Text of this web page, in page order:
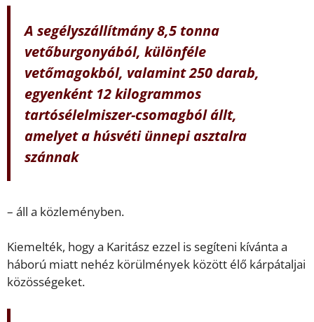
A segélyszállítmány 8,5 tonna
vetőburgonyából, különféle
vetőmagokból, valamint 250 darab,
egyenként 12 kilogrammos
tartósélelmiszer-csomagból állt,
amelyet a húsvéti ünnepi asztalra
szánnak
– áll a közleményben.
Kiemelték, hogy a Karitász ezzel is segíteni kívánta a
háború miatt nehéz körülmények között élő kárpátaljai
közösségeket.